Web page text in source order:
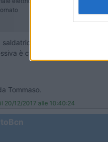
saldatrice da 50 mm2, li trovi
è crimpare bene questi
Tommaso.
20/12/2017 alle 10:40:24